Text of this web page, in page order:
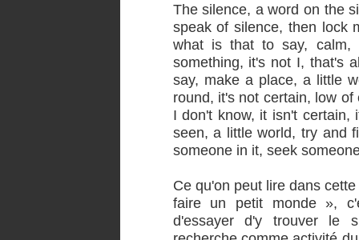
The silence, a word on the
speak of silence, then lock
what is that to say,
something, it's not I, that's
say, make a place, a little
round, it's not certain, low
I don't know, it isn't
seen, a little world, try and
someone in it, seek
Ce qu'on peut lire dans
faire un petit monde »,
d'essayer d'y trouver le